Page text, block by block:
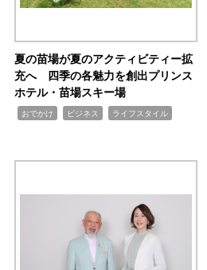
夏の苗場が夏のアクティビティー拡
充へ 四季の各魅力を創出プリンス
ホテル・苗場スキー場
おでかけ ビジネス ライフスタイル